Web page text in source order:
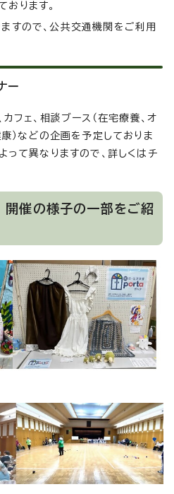
おります。
ますので、公共交通機関をご利用
ー
フェ、相談ブース（在宅療養、オ
康）などの企画を予定しておりま
って異なりますので、詳しくはチ
催の様子の一部をご紹